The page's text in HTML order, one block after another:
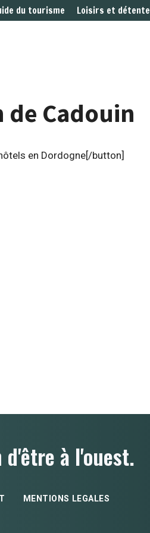
du tourisme Loisirs et détente
de Cadouin
en Dordogne[/button]
à l'ouest.
MENTIONS LEGALES